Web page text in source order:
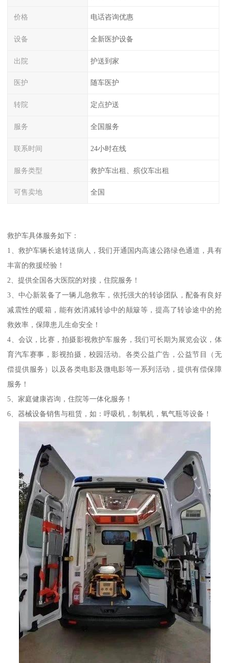
价格 电话咨询优惠
设备 全新医护设备
出院 护送到家
医护 随车医护
转院 定点护送
服务 全国服务
联系时间 24小时在线
服务类型 救护车出租、殡仪车出租
可售卖地 全国
救护车具体服务如下：
1、救护车辆长途转送病人，我们开通国内高速公路绿色通道，具有
丰富的救援经验！
2、提供全国各大医院的对接，住院服务！
3、中心新装备了一辆儿急救车，依托强大的转诊团队，配备有良好
减震性的暖箱，能有效消减转诊中的颠簸等，提高了转诊途中的抢
救效率，保障患儿生命安全！
4、会议，比赛，拍摄影视救护车服务，我们可长期为展览会议，体
育汽车赛事，影视拍摄，校园活动。各类公益广告，公益节目（无
偿提供服务）以及各类电影及微电影等一系列活动，提供有偿保障
服务！
5、家庭健康咨询，住院等一体化服务！
6、器械设备销售与租赁，如：呼吸机，制氧机，氧气瓶等设备！